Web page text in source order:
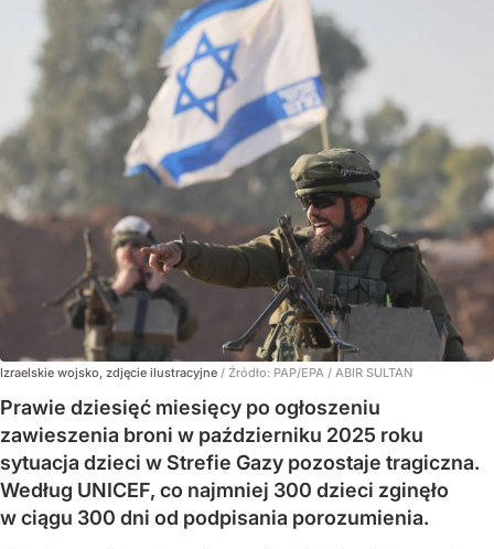
Izraelskie wojsko, zdjęcie ilustracyjne / Źródło: PAP/EPA / ABIR SULTAN
Prawie dziesięć miesięcy po ogłoszeniu
zawieszenia broni w październiku 2025 roku
sytuacja dzieci w Strefie Gazy pozostaje tragiczna.
Według UNICEF, co najmniej 300 dzieci zginęło
w ciągu 300 dni od podpisania porozumienia.